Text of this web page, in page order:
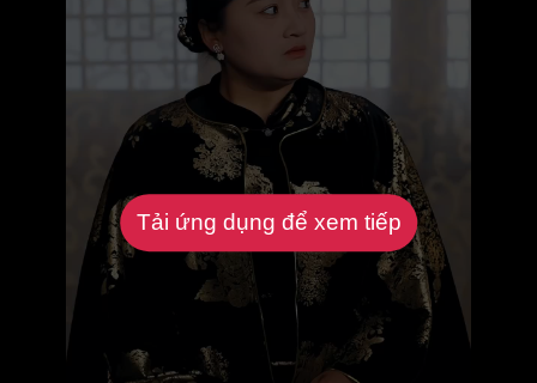
Tải ứng dụng để xem tiếp